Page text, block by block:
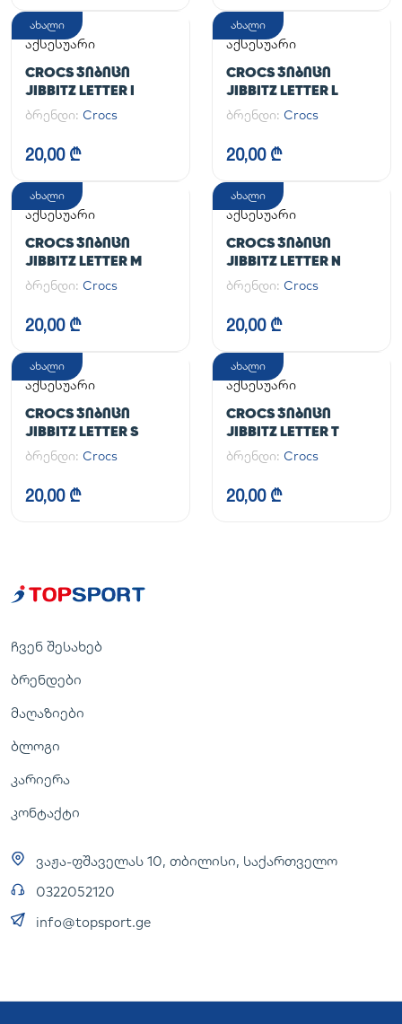
ახალი
აქსესუარი
CROCS ᲯᲘᲑᲘᲪᲘ
JIBBITZ LETTER I
ბრენდი: Crocs
20,00 ₾
ახალი
აქსესუარი
CROCS ᲯᲘᲑᲘᲪᲘ
JIBBITZ LETTER L
ბრენდი: Crocs
20,00 ₾
ახალი
აქსესუარი
CROCS ᲯᲘᲑᲘᲪᲘ
JIBBITZ LETTER M
ბრენდი: Crocs
20,00 ₾
ახალი
აქსესუარი
CROCS ᲯᲘᲑᲘᲪᲘ
JIBBITZ LETTER N
ბრენდი: Crocs
20,00 ₾
ახალი
აქსესუარი
CROCS ᲯᲘᲑᲘᲪᲘ
JIBBITZ LETTER S
ბრენდი: Crocs
20,00 ₾
ახალი
აქსესუარი
CROCS ᲯᲘᲑᲘᲪᲘ
JIBBITZ LETTER T
ბრენდი: Crocs
20,00 ₾
ჩვენ შესახებ
ბრენდები
მაღაზიები
ბლოგი
კარიერა
კონტაქტი
ვაჟა-ფშაველას 10, თბილისი, საქართველო
0322052120
info@topsport.ge